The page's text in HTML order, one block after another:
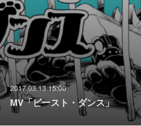
2017.03.13 15:00
MV「ビースト・ダンス」